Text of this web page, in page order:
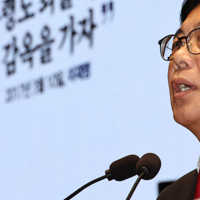
복…0.26% 오른 801.67 마감
인트(4.58%) 내린 6296.38 마감
원 내린 1423.8원 마감
, 스페이스X 로켓 달 충돌 흔적 포착
패…LAFC는 승부차기 끝 과달라하라 격파
상청 "태풍 지나며 폭염 잠시 꺾인다"
논란' 대한축구협회·축구회관 등 압수수
법 제301조 과잉생산 결과 발표 8월 중 예
드카 발동…4%대 급락